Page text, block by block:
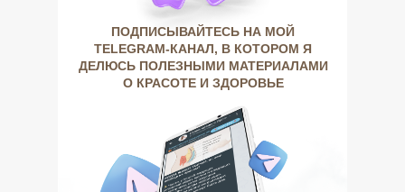
ПОДПИСЫВАЙТЕСЬ НА МОЙ
TELEGRAM-КАНАЛ, В КОТОРОМ Я
ДЕЛЮСЬ ПОЛЕЗНЫМИ МАТЕРИАЛАМИ
О КРАСОТЕ И ЗДОРОВЬЕ